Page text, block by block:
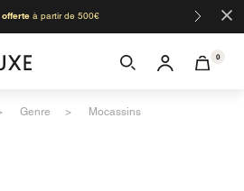
à partir de 500€ ×
0
Genre Mocassins